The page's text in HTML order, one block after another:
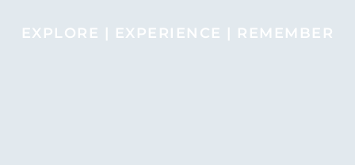
EXPLORE | EXPERIENCE | REMEMBER